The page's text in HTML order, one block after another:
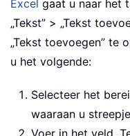
Excel gaat u naar het
„Tekst” > „Tekst
„Tekst toevoegen” te
u het volgende:
Selecteer het
waaraan u